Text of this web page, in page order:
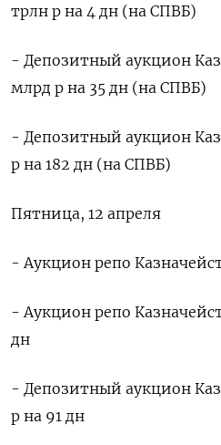
трлн р на 4 дн (на СПВБ)
- Депозитный аукцион
млрд р на 35 дн (на СПВБ)
- Депозитный аукцион
р на 182 дн (на СПВБ)
Пятница, 12 апреля
- Аукцион репо
- Аукцион репо
дн
- Депозитный аукцион
р на 91 дн